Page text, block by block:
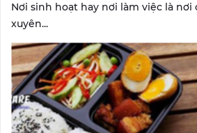
Nơi sinh hoạt hay nơi làm việc là
xuyên...